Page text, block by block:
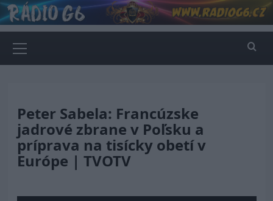
Skip
to
content
Menu
Peter Sabela: Francúzske
jadrové zbrane v Poľsku a
príprava na tisícky obetí v
Európe | TVOTV